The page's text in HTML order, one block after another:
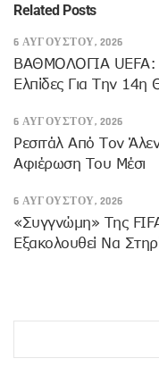
Related Posts
6 ΑΥΓΟΎΣΤΟΥ, 2026
ΒΑΘΜΟΛΟΓΙΑ UEFA:
Ελπίδες Για Την 14η
6 ΑΥΓΟΎΣΤΟΥ, 2026
Ρεσιτάλ Από Τον
Αφιέρωση Του Μέσι
6 ΑΥΓΟΎΣΤΟΥ, 2026
«Συγγνώμη» Της
Εξακολουθεί Να